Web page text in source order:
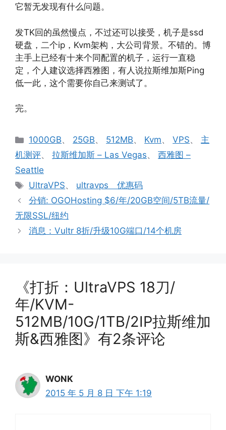
它暂无发现有什么问题。
发TK回的虽然慢点，不过还可以接受，机子是ssd
硬盘，二个ip，Kvm架构，大公司背景。不错的。博
主手上已经有十来个同配置的机子，运行一直稳
定，个人建议选择西雅图，有人说拉斯维加斯Ping
低一此，这个需要你自己来测试了。
完。
分
类
1000GB、 25GB、 512MB、 Kvm、VPS、 主
机测评、 拉斯维加斯 – Las Vegas、 西雅图 –
Seattle
标
签
UltraVPS、 ultravps 优惠码
分销: OGOHosting $6/年/20GB空间/5TB流量/
无限SSL/纽约
消息：Vultr 8折/升级10G端口/14个机房
《打折：UltraVPS 18刀/
年/KVM-
512MB/10G/1TB/2IP拉斯维加
斯&西雅图》有2条评论
WONK
2015 年 5 月 8 日 下午 1:19